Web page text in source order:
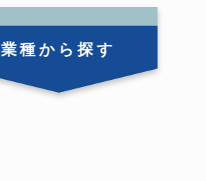
業種から探す